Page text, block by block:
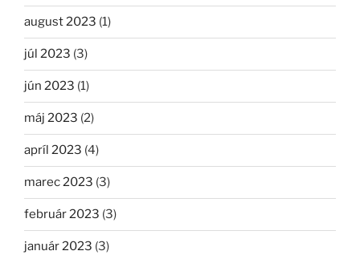
august 2023 (1)
júl 2023 (3)
jún 2023 (1)
máj 2023 (2)
apríl 2023 (4)
marec 2023 (3)
február 2023 (3)
január 2023 (3)